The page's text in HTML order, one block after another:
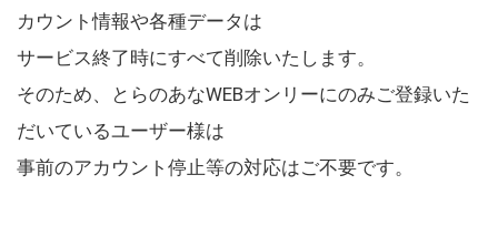
カウント情報や各種データは
サービス終了時にすべて削除いたします。
そのため、とらのあなWEBオンリーにのみご登録いた
だいているユーザー様は
事前のアカウント停止等の対応はご不要です。